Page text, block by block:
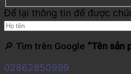
Để lại thông tin để được
🔎 Tìm trên Google “Tên sản
02862850999